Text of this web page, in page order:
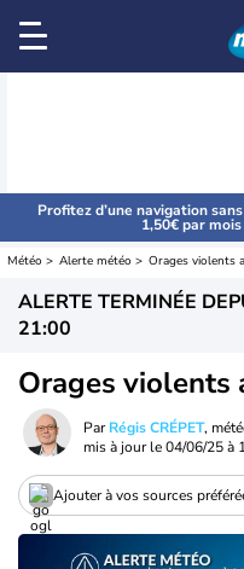
Profitez d’une navigation
1,50€ par mois
Météo Alerte météo Orages violents
ALERTE TERMINÉE
21:00
Orages violents
ParRégis CRÉPET,
mis à jour le04/06/25 à
Ajouter à vos sources